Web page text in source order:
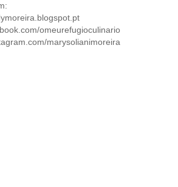
omeurefugioculinario
marysolianimoreira